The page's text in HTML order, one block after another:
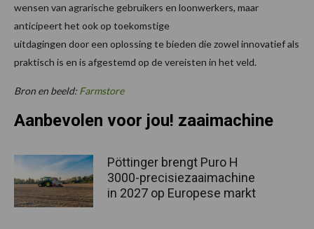
wensen van agrarische gebruikers en loonwerkers, maar
anticipeert het ook op toekomstige
uitdagingen door een oplossing te bieden die zowel innovatief als
praktisch is en is afgestemd op de vereisten in het veld.
Bron en beeld: Farmstore
Aanbevolen voor jou! zaaimachine
Pöttinger brengt Puro H
3000-precisiezaaimachine
in 2027 op Europese markt